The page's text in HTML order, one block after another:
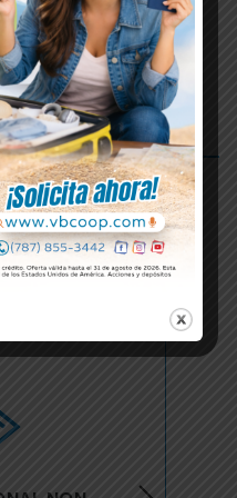
DE
QUE SE
A TUS
DE
TI Y